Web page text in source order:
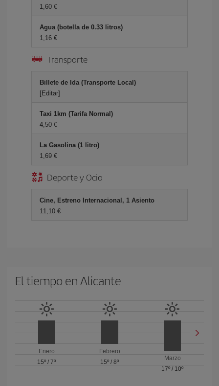
1,60
Agua (botella de 0.33 litros)
1,16
Transporte
Billete de Ida (Transporte Local)
[Editar]
Taxi 1km (Tarifa Normal)
4,50
La Gasolina (1 litro)
1,69
Deporte y Ocio
Cine, Estreno Internacional, 1 Asiento
11,10
El tiempo en Alicante
Enero
15º /7º
Febrero
15º / 8º
Marzo
17º / 10º